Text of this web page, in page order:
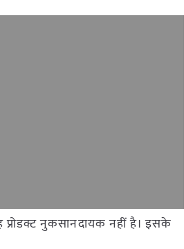
प्रोडक्ट नुकसानदायक नहीं है। इसके